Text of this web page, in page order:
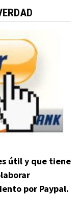
útil y que tiene
por Paypal.